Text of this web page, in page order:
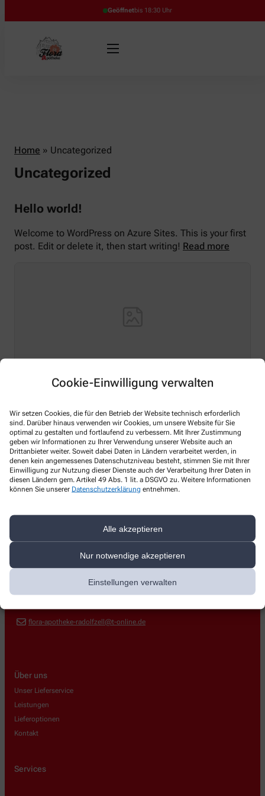
Cookie-Einwilligung verwalten
Wir setzen Cookies, die für den Betrieb der Website technisch erforderlich
sind. Darüber hinaus verwenden wir Cookies, um unsere Website für Sie
optimal zu gestalten und fortlaufend zu verbessern. Mit Ihrer Zustimmung
geben wir Informationen zu Ihrer Verwendung unserer Website auch an
Drittanbieter weiter. Soweit dabei Daten in Ländern verarbeitet werden, in
denen kein angemessenes Datenschutzniveau besteht, stimmen Sie mit Ihrer
Einwilligung zur Nutzung dieser Dienste auch der Verarbeitung Ihrer Daten in
diesen Ländern gem. Artikel 49 Abs. 1 lit. a DSGVO zu. Weitere Informationen
können Sie unserer Datenschutzerklärung entnehmen.
Alle akzeptieren
Nur notwendige akzeptieren
Einstellungen verwalten
Geöffnetbis 18:30 Uhr
Home » Uncategorized
Uncategorized
Hello world!
Welcome to WordPress on Azure Sites. This is your first
post. Edit or delete it, then start writing! Read more
Welcome to WordPress on Azure Sites. This is your first
post. Edit or delete it, then start writing!
Mehr Lesen
Brühlstr. 2,78315 Radolfzell
flora-apotheke-radolfzell@t-online.de
Über uns
Unser Lieferservice
Leistungen
Lieferoptionen
Kontakt
Services